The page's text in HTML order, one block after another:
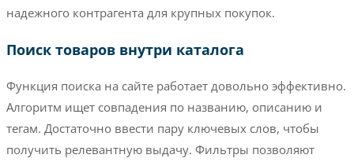
надежного контрагента для крупных покупок.
Поиск товаров внутри каталога
Функция поиска на сайте работает довольно эффективно.
Алгоритм ищет совпадения по названию, описанию и
тегам. Достаточно ввести пару ключевых слов, чтобы
получить релевантную выдачу. Фильтры позволяют